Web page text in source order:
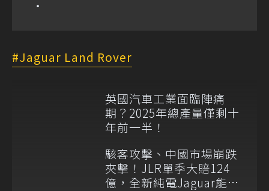
Jaguar Land Rover
英國汽車工業面臨陣痛
期？2025年總產量僅剩十
年前一半！
駭客攻擊、中國市場崩跌
夾擊！JLR單季大賠124
億，全新純電Jaguar能否